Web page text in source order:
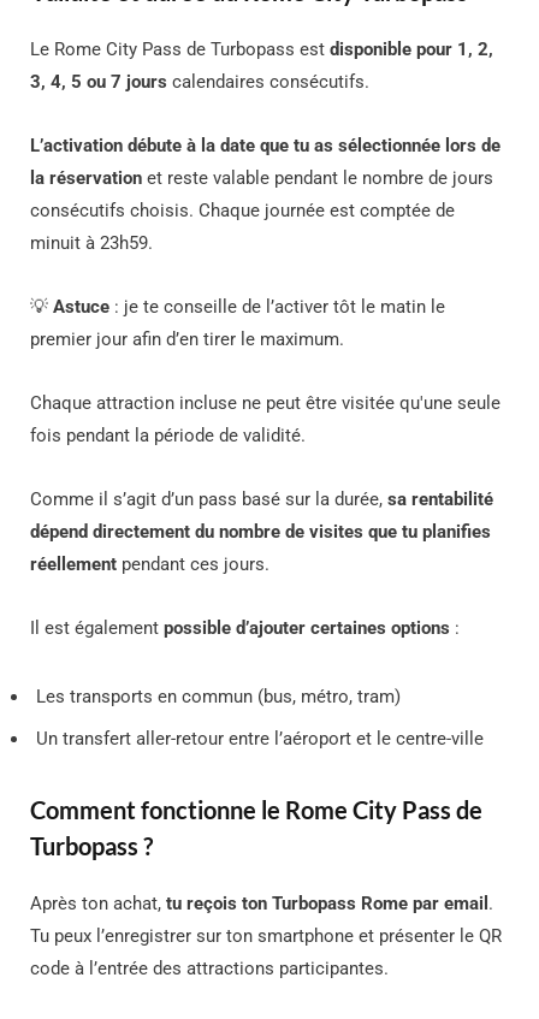
Le Rome City Pass de Turbopass est disponible pour 1, 2,
3, 4, 5 ou 7 jours calendaires consécutifs.
L’activation débute à la date que tu as sélectionnée lors de
la réservation et reste valable pendant le nombre de jours
consécutifs choisis. Chaque journée est comptée de
minuit à 23h59.
💡 Astuce : je te conseille de l’activer tôt le matin le
premier jour afin d’en tirer le maximum.
Chaque attraction incluse ne peut être visitée qu'une seule
fois pendant la période de validité.
Comme il s’agit d’un pass basé sur la durée, sa rentabilité
dépend directement du nombre de visites que tu planifies
réellement pendant ces jours.
Il est également possible d’ajouter certaines options :
Les transports en commun (bus, métro, tram)
Un transfert aller-retour entre l’aéroport et le centre-ville
Comment fonctionne le Rome City Pass de
Turbopass ?
Après ton achat, tu reçois ton Turbopass Rome par email .
Tu peux l’enregistrer sur ton smartphone et présenter le QR
code à l’entrée des attractions participantes.